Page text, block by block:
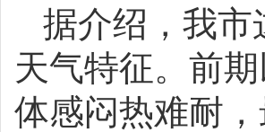
据介绍，我市
天气特征。前
体感闷热难耐